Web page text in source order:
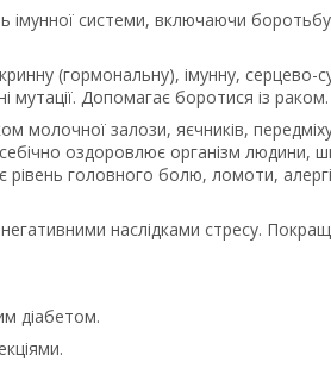
імунної системи, включаючи
(гормональну), імунну, серцево-
мутації. Допомагає боротися із раком.
молочної залози, яєчників,
оздоровлює організм людини,
рівень головного болю, ломоти,
наслідками стресу.
діабетом.